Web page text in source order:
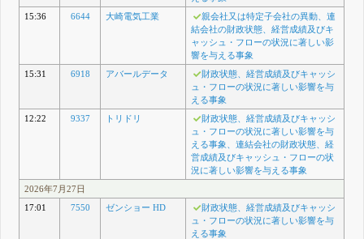
15:36
6644 大崎電気工業
親会社又は特定子会社の異動、連
結会社の財政状態、経営成績及びキ
ャッシュ・フローの状況に著しい影
響を与える事象
15:31
6918 アバールデータ
財政状態、経営成績及びキャッシ
ュ・フローの状況に著しい影響を与
える事象
12:22
9337 トリドリ
財政状態、経営成績及びキャッシ
ュ・フローの状況に著しい影響を与
える事象、連結会社の財政状態、経
営成績及びキャッシュ・フローの状
況に著しい影響を与える事象
2026年7月27日
17:01
7550 ゼンショー HD
財政状態、経営成績及びキャッシ
ュ・フローの状況に著しい影響を与
える事象